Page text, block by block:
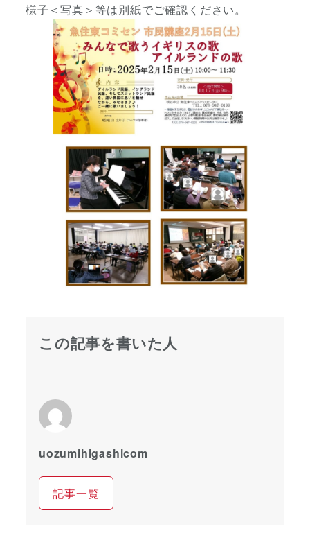
様子＜写真＞等は別紙でご確認ください。
この記事を書いた人
uozumihigashicom
記事一覧